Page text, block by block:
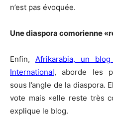
n’est pas évoquée.
Une diaspora comorienne
Enfin, Afrikarabia, un
International, aborde les
sous l’angle de la diaspora.
vote mais «elle reste très
explique le blog.